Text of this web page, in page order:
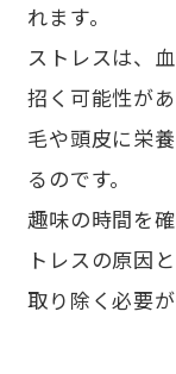
れます。
ストレスは、
招く可能性が
毛や頭皮に栄
るのです。
趣味の時間を
トレスの原因
取り除く必要